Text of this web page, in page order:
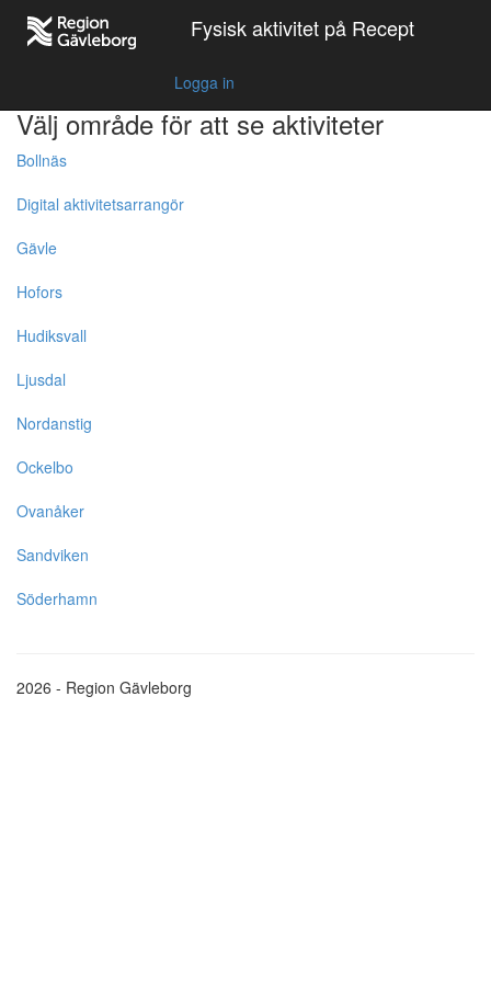
Fysisk aktivitet på Recept
Logga in
Välj område för att se aktiviteter
Bollnäs
Digital aktivitetsarrangör
Gävle
Hofors
Hudiksvall
Ljusdal
Nordanstig
Ockelbo
Ovanåker
Sandviken
Söderhamn
2026 - Region Gävleborg